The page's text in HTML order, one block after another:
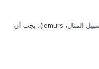
(على سبيل المثال، lemurs)، يجب أن